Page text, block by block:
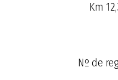
Km
Nº de